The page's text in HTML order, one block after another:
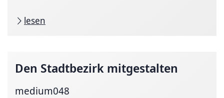
lesen
Den Stadtbezirk mitgestalten
medium048